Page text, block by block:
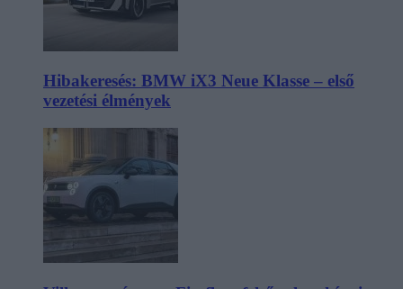
Hibakeresés: BMW iX3 Neue Klasse – első
vezetési élmények